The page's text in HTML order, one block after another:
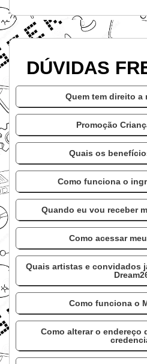
DÚVIDAS
Quem tem direito a
Promoção
Quais os
Como funciona o
Quando eu vou receber
Como acessar
Quais artistas e convidados
Como funciona o
Como alterar o endereço